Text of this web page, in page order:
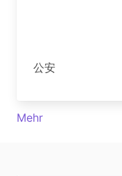
公安
Mehr